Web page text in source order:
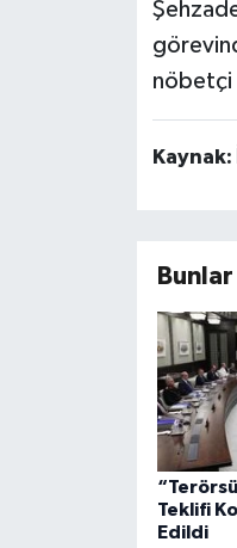
nöbetçi
Kaynak:
Teklifi
Edildi